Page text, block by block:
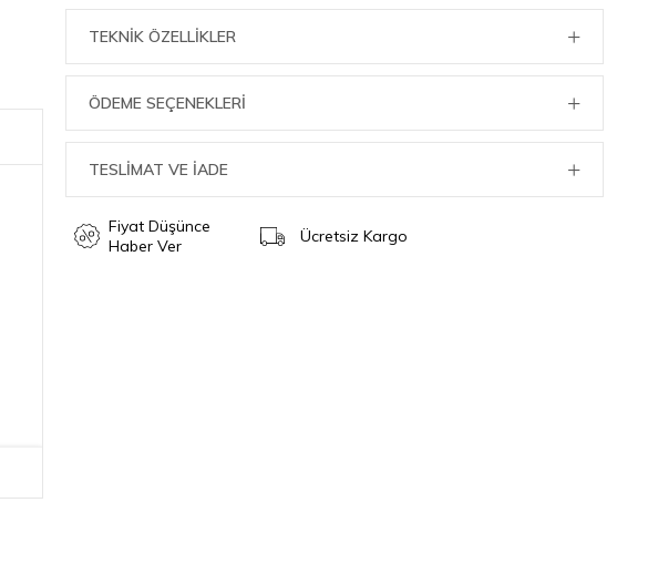
TEKNIK ÖZELLIKLER
ÖDEME SEÇENEKLERI
TESLİMAT VE İADE
Fiyat Düşünce
Haber Ver
Ücretsiz Kargo